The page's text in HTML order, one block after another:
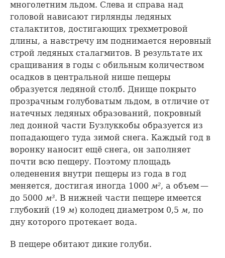
многолетним льдом. Слева и справа над
головой нависают гирлянды ледяных
сталактитов, достигающих трехметровой
длины, а навстречу им поднимается неровный
строй ледяных сталагмитов. В результате их
сращивания в годы с обильным количеством
осадков в центральной нише пещеры
образуется ледяной столб. Днище покрыто
прозрачным голубоватым льдом, в отличие от
натечных ледяных образований, покровный
лед донной части Бузлуккобы образуется из
попадающего туда зимой снега. Каждый год в
воронку наносит ещё снега, он заполняет
почти всю пещеру. Поэтому площадь
оледенения внутри пещеры из года в год
меняется, достигая иногда 1000 м², а объем —
до 5000 м³. В нижней части пещере имеется
глубокий (19 м) колодец диаметром 0,5 м, по
дну которого протекает вода.
В пещере обитают дикие голуби.